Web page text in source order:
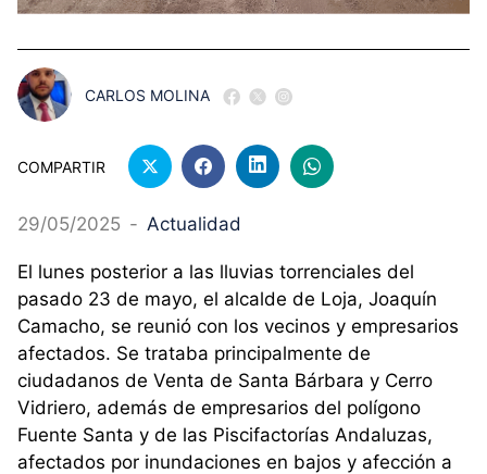
CARLOS MOLINA
COMPARTIR
29/05/2025 - Actualidad
El lunes posterior a las lluvias torrenciales del
pasado 23 de mayo, el alcalde de Loja, Joaquín
Camacho, se reunió con los vecinos y empresarios
afectados. Se trataba principalmente de
ciudadanos de Venta de Santa Bárbara y Cerro
Vidriero, además de empresarios del polígono
Fuente Santa y de las Piscifactorías Andaluzas,
afectados por inundaciones en bajos y afección a